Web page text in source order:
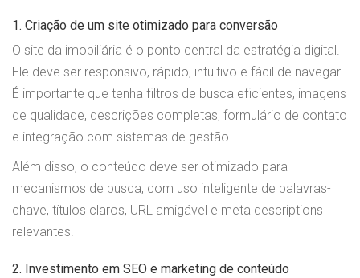
1. Criação de um site otimizado para conversão
O site da imobiliária é o ponto central da estratégia digital.
Ele deve ser responsivo, rápido, intuitivo e fácil de navegar.
É importante que tenha filtros de busca eficientes, imagens
de qualidade, descrições completas, formulário de contato
e integração com sistemas de gestão.
Além disso, o conteúdo deve ser otimizado para
mecanismos de busca, com uso inteligente de palavras-
chave, títulos claros, URL amigável e meta descriptions
relevantes.
2. Investimento em SEO e marketing de conteúdo